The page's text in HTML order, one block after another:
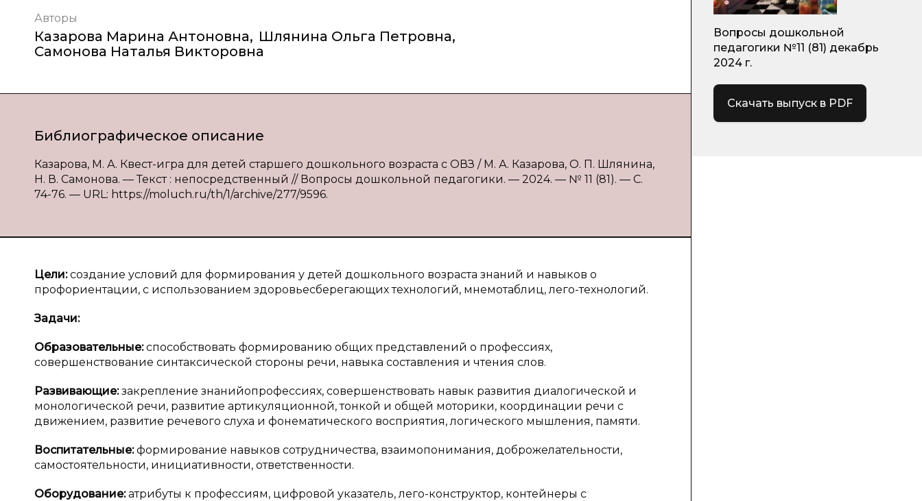
Авторы
Казарова Марина Антоновна, Шлянина Ольга Петровна,
Самонова Наталья Викторовна
Библиографическое описание
Казарова, М. А. Квест-игра для детей старшего дошкольного возраста с ОВЗ / М. А. Казарова, О. П. Шлянина,
Н. В. Самонова. — Текст : непосредственный // Вопросы дошкольной педагогики. — 2024. — № 11 (81). — С.
74-76. — URL: https://moluch.ru/th/1/archive/277/9596.
Цели:создание условий для формирования у детей дошкольного возраста знаний и навыков о
профориентации, с использованием здоровьесберегающих технологий, мнемотаблиц, лего-технологий.
Задачи:
Образовательные:способствовать формированию общих представлений о профессиях,
совершенствование синтаксической стороны речи, навыка составления и чтения слов.
Развивающие:закрепление знанийопрофессиях, совершенствовать навык развития диалогической и
монологической речи, развитие артикуляционной, тонкой и общей моторики, координации речи с
движением, развитие речевого слуха и фонематического восприятия, логического мышления, памяти.
Воспитательные:формирование навыков сотрудничества, взаимопонимания, доброжелательности,
самостоятельности, инициативности, ответственности.
Оборудование:атрибуты к профессиям, цифровой указатель, лего-конструктор, контейнеры с
Вопросы дошкольной
педагогики №11 (81) декабрь
2024 г.
Скачать выпуск в PDF